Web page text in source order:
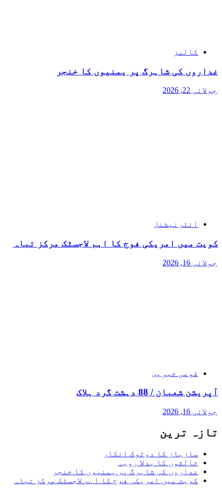
کالمز
غداروں کی شاہرگ پر یمنیوں کا خنجر
جولائی 22, 2026
انٹرنیشنل
کویت میں امریکی فوج کا اہم لاجسٹک مرکز تباہ
جولائی 16, 2026
قومی خبریں
آپریشن شعبان / 88 دہشت گرد ہلاک
جولائی 16, 2026
تازہ ترین
سازباز کا دوٹوک انکار
ثالثوں کا بدلا رویہ
غداروں کی شاہرگ پر یمنیوں کا خنجر
کویت میں امریکی فوج کا اہم لاجسٹک مرکز تباہ